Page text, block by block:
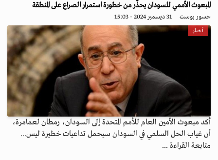
المبعوث الأممي للسودان يحذّر من خطورة استمرار الصراع على المنطقة
جسور بوست 31 ديسمبر 2024 - 15:03
أخبار
أكد مبعوث الأمين العام للأمم المتحدة إلى السودان، رمطان لعمامرة،
أن غياب الحل السلمي في السودان سيحمل تداعيات خطيرة ليس...
متابعة القراءة ...